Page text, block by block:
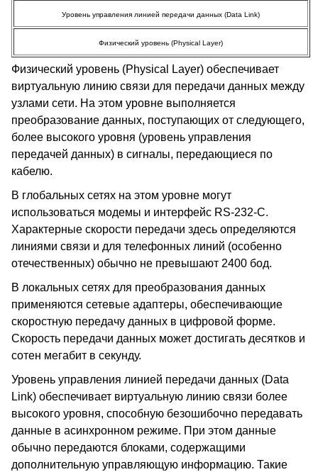
Уровень управления линией передачи данных (Data Link)
Физический уровень (Physical Layer)
Физический уровень (Physical Layer) обеспечивает
виртуальную линию связи для передачи данных между
узлами сети. На этом уровне выполняется
преобразование данных, поступающих от следующего,
более высокого уровня (уровень управления
передачей данных) в сигналы, передающиеся по
кабелю.
В глобальных сетях на этом уровне могут
использоваться модемы и интерфейс RS-232-C.
Характерные скорости передачи здесь определяются
линиями связи и для телефонных линий (особенно
отечественных) обычно не превышают 2400 бод.
В локальных сетях для преобразования данных
применяются сетевые адаптеры, обеспечивающие
скоростную передачу данных в цифровой форме.
Скорость передачи данных может достигать десятков и
сотен мегабит в секунду.
Уровень управления линией передачи данных (Data
Link) обеспечивает виртуальную линию связи более
высокого уровня, способную безошибочно передавать
данные в асинхронном режиме. При этом данные
обычно передаются блоками, содержащими
дополнительную управляющую информацию. Такие